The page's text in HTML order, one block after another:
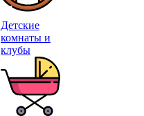
Детские
комнаты и
клубы